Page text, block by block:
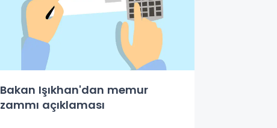
Bakan Işıkhan'dan memur
zammı açıklaması